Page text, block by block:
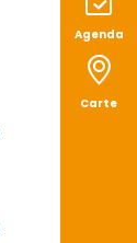
Agenda
Carte